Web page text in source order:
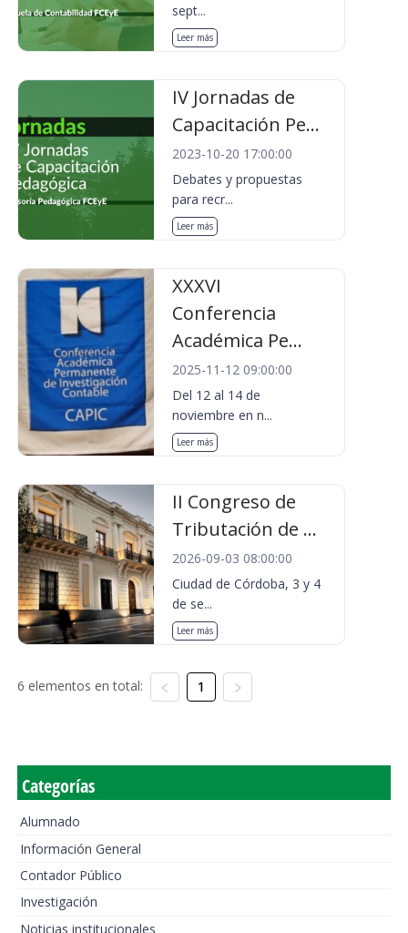
sept...
Leer más
IV Jornadas de
Capacitación Pe...
2023-10-20 17:00:00
Debates y propuestas
para recr...
Leer más
XXXVI
Conferencia
Académica Pe...
2025-11-12 09:00:00
Del 12 al 14 de
noviembre en n...
Leer más
II Congreso de
Tributación de ...
2026-09-03 08:00:00
Ciudad de Córdoba, 3 y 4
de se...
Leer más
6 elementos en total: 1
Categorías
Alumnado
Información General
Contador Público
Investigación
Noticias institucionales